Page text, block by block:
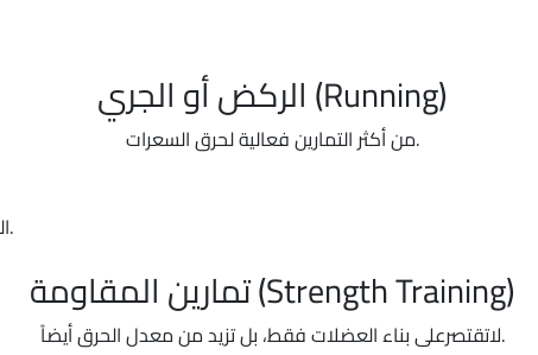
الركض أو الجري (Running)
من أكثر التمارين فعالية لحرق السعرات.
الفائدة: تقليل الدهون، خاصة في الأرداف والبطن.
تمارين المقاومة (Strength Training)
لاتقتصرعلى بناء العضلات فقط، بل تزيد من معدل الحرق أيضاً.